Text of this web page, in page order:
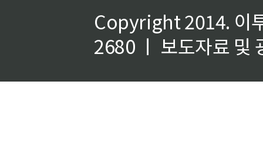
Copyright 2014. 이
2680 ㅣ 보도자료